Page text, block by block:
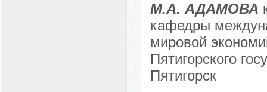
М.А. АДАМОВА
кафедры
мировой
Пятигорского
Пятигорск